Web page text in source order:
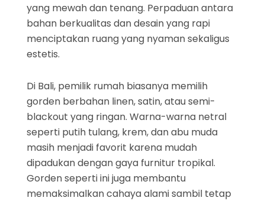
yang mewah dan tenang. Perpaduan antara
bahan berkualitas dan desain yang rapi
menciptakan ruang yang nyaman sekaligus
estetis.
Di Bali, pemilik rumah biasanya memilih
gorden berbahan linen, satin, atau semi-
blackout yang ringan. Warna-warna netral
seperti putih tulang, krem, dan abu muda
masih menjadi favorit karena mudah
dipadukan dengan gaya furnitur tropikal.
Gorden seperti ini juga membantu
memaksimalkan cahaya alami sambil tetap